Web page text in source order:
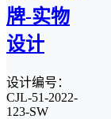
牌-实物
设计
设计编号：
CJL-51-2022-
123-SW